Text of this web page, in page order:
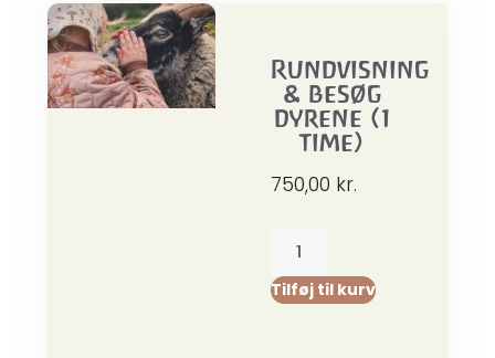
Rundvisning
& besøg
dyrene (1
time)
750,00 kr.
Tilføj til kurv